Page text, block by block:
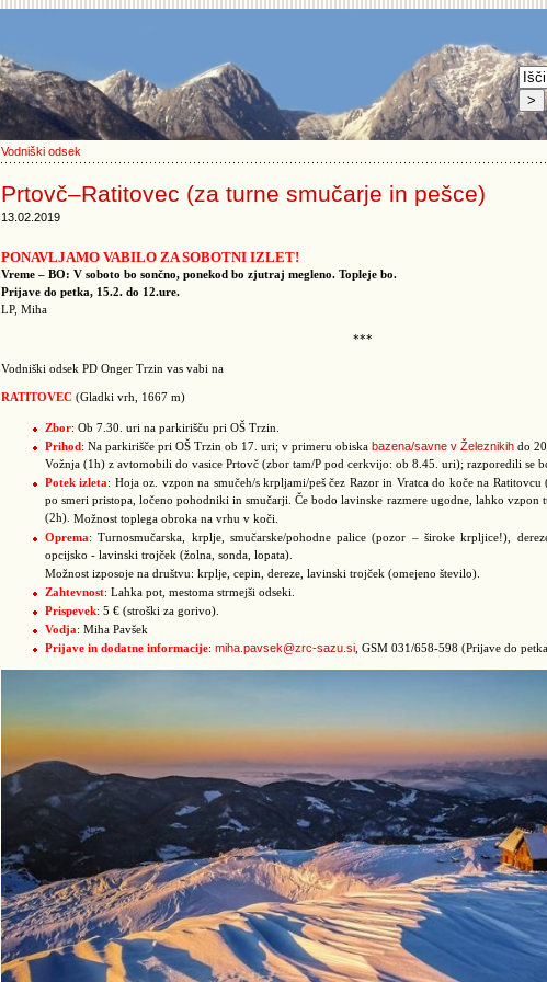
Vodniški odsek
Prtovč–Ratitovec (za turne smučarje in pešce)
13.02.2019
PONAVLJAMO VABILO ZA SOBOTNI IZLET!
Vreme – BO: V soboto bo sončno, ponekod bo zjutraj megleno. Topleje bo.
Prijave do petka, 15.2. do 12.ure.
LP, Miha
***
Vodniški odsek PD Onger Trzin vas vabi na
RATITOVEC (Gladki vrh, 1667 m)
Zbor: Ob 7.30. uri na parkirišču pri OŠ Trzin.
Prihod : Na parkirišče pri OŠ Trzin ob 17. uri; v primeru obiska bazena/savne v Železnikih do
Vožnja (1h) z avtomobili do vasice Prtovč (zbor tam/P pod cerkvijo: ob 8.45. uri); razporedili se
Potek izleta: Hoja oz. vzpon na smučeh/s krpljami/peš čez Razor in Vratca do koče na
po smeri pristopa, ločeno pohodniki in smučarji. Če bodo lavinske razmere ugodne, lahko vzpon
(2h). Možnost toplega obroka na vrhu v koči.
Oprema: Turnosmučarska, krplje, smučarske/pohodne palice (pozor – široke krpljice!),
opcijsko - lavinski trojček (žolna, sonda, lopata).
Možnost izposoje na društvu: krplje, cepin, dereze, lavinski trojček (omejeno število).
Zahtevnost: Lahka pot, mestoma strmejši odseki.
Prispevek: 5 € (stroški za gorivo).
Vodja: Miha Pavšek
Prijave in dodatne informacije: miha.pavsek@zrc-sazu.si , GSM 031/658-598 (Prijave do